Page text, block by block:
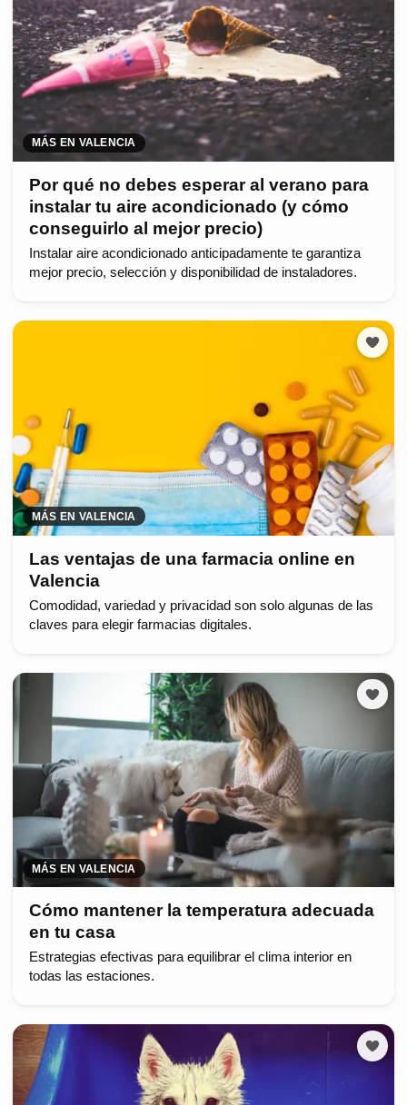
MÁS EN VALENCIA
Por qué no debes esperar al verano para
instalar tu aire acondicionado (y cómo
conseguirlo al mejor precio)
Instalar aire acondicionado anticipadamente te garantiza
mejor precio, selección y disponibilidad de instaladores.
MÁS EN VALENCIA
Las ventajas de una farmacia online en
Valencia
Comodidad, variedad y privacidad son solo algunas de las
claves para elegir farmacias digitales.
MÁS EN VALENCIA
Cómo mantener la temperatura adecuada
en tu casa
Estrategias efectivas para equilibrar el clima interior en
todas las estaciones.